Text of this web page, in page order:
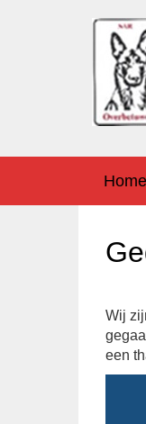
Home
Wij
een